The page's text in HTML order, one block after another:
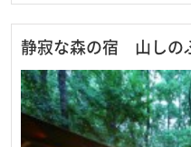
静寂な森の宿 山しの